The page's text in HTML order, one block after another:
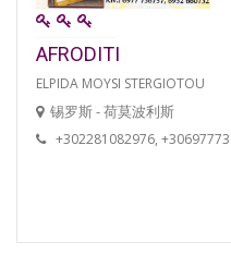
AFRODITI
ELPIDA MOYSI STERGIOTOU
锡罗斯 - 荷莫波利斯
+302281082976,